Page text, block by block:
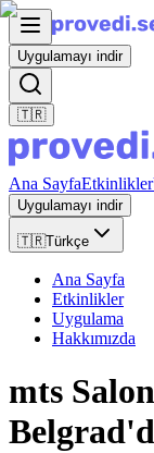
Uygulamayı indir
🇹🇷
Ana SayfaEtkinlikler
Uygulamayı indir
🇹🇷Türkçe
Ana Sayfa
Etkinlikler
Uygulama
Hakkımızda
mts